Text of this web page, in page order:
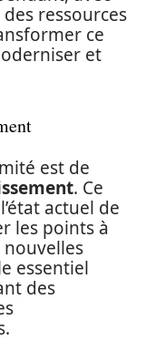
ressources
ce
et
est de
. Ce
actuel de
les points à
essentiel
des